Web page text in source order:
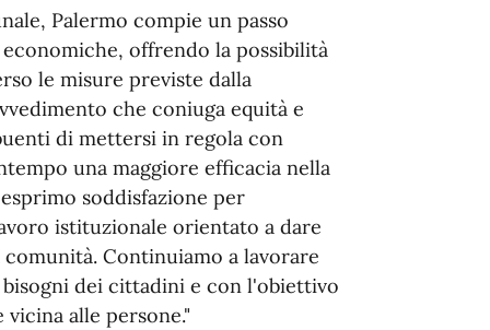
Palermo compie un passo
offrendo la possibilità
le misure previste dalla
che coniuga equità e
di mettersi in regola con
una maggiore efficacia nella
soddisfazione per
istituzionale orientato a dare
Continuiamo a lavorare
dei cittadini e con l'obiettivo
alle persone."